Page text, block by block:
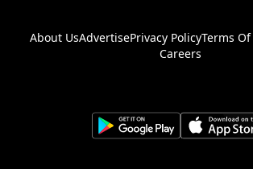
About UsAdvertisePrivacy PolicyTerms Of
Careers